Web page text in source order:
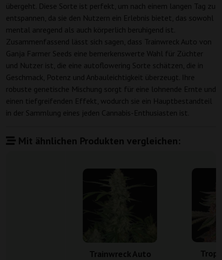
übergeht. Diese Sorte ist perfekt, um nach einem langen Tag zu
entspannen, da sie den Nutzern ein Erlebnis bietet, das sowohl
mental anregend als auch körperlich beruhigend ist.
Zusammenfassend lässt sich sagen, dass Trainwreck Auto von
Ganja Farmer Seeds eine bemerkenswerte Wahl für Züchter
und Nutzer ist, die eine autoflowering Sorte schätzen, die in
Geschmack, Potenz und Anbauleichtigkeit überzeugt. Ihre
robuste genetische Mischung sorgt für eine lohnende Ernte und
einen tiefgreifenden Effekt, wodurch sie ein Hauptbestandteil
in der Sammlung eines jeden Cannabis-Enthusiasten ist.
Mit ähnlichen Produkten vergleichen:
Trainwreck Auto